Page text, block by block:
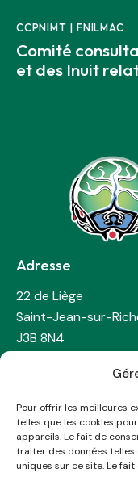
Pour offrir les meilleures
telles que les cookies
appareils. Le fait de
traiter des données telles
uniques sur ce site. Le
CCPNIMT | FNILMAC
Comité
et des Inuit
Adresse
22 de Liège
Saint-Jean-sur-
J3B 8N4
Contactez-nous
Tél: 450-741-
Cell: 581-983-